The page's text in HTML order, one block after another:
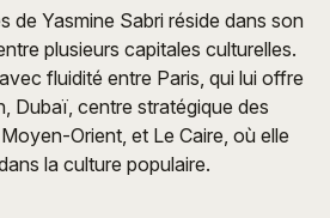
de Yasmine Sabri réside dans son
plusieurs capitales culturelles.
fluidité entre Paris, qui lui offre
Dubaï, centre stratégique des
Orient, et Le Caire, où elle
la culture populaire.